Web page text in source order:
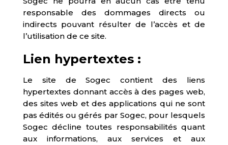
responsable des dommages directs ou
indirects pouvant résulter de l’accès et de
l’utilisation de ce site.
Lien hypertextes :
Le site de Sogec contient des liens
hypertextes donnant accès à des pages web,
des sites web et des applications qui ne sont
pas édités ou gérés par Sogec, pour lesquels
Sogec décline toutes responsabilités quant
aux informations, aux services et aux